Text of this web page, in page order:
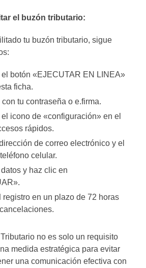
el buzón tributario:
tu buzón tributario, sigue
el botón «EJECUTAR EN LINEA»
ficha.
tu contraseña o e.firma.
icono de «configuración» en el
rápidos.
de correo electrónico y el
celular.
y haz clic en
registro en un plazo de 72 horas
no es solo un requisito
medida estratégica para evitar
una comunicación efectiva con